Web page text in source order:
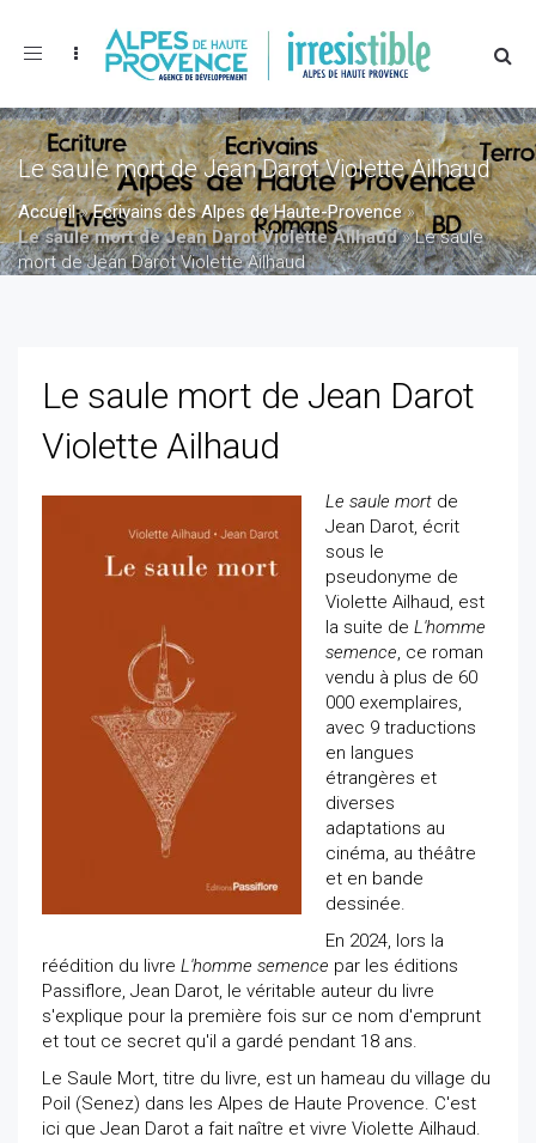
Toggle
Le saule mort de Jean Darot Violette Ailhaud
Accueil»Ecrivains des Alpes de Haute-Provence»
Le saule mort de Jean Darot Violette Ailhaud»Le saule
mort de Jean Darot Violette Ailhaud
Le saule mort de Jean Darot
Violette Ailhaud
Le saule mort de
Jean Darot, écrit
sous le
pseudonyme de
Violette Ailhaud, est
la suite de L'homme
semence, ce roman
vendu à plus de 60
000 exemplaires,
avec 9 traductions
en langues
étrangères et
diverses
adaptations au
cinéma, au théâtre
et en bande
dessinée.
En 2024, lors la
réédition du livre L'homme semence par les éditions
Passiflore, Jean Darot, le véritable auteur du livre
s'explique pour la première fois sur ce nom d'emprunt
et tout ce secret qu'il a gardé pendant 18 ans.
Le Saule Mort, titre du livre, est un hameau du village du
Poil (Senez) dans les Alpes de Haute Provence. C'est
ici que Jean Darot a fait naître et vivre Violette Ailhaud.